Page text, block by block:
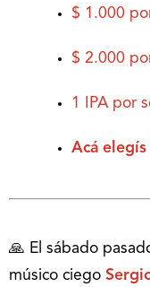
$ 1.000
$ 2.000
1 IPA por
Acá
🙏 El sábado
músico ciego